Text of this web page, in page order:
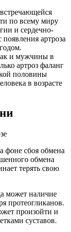
по всему миру
и сердечно-
артроза
и мужчины в
артроз фаланг
половины
в возрасте
фоне сбоя обмена
обмена
терять свою
может наличие
протеогликанов.
произойти и
суставов.